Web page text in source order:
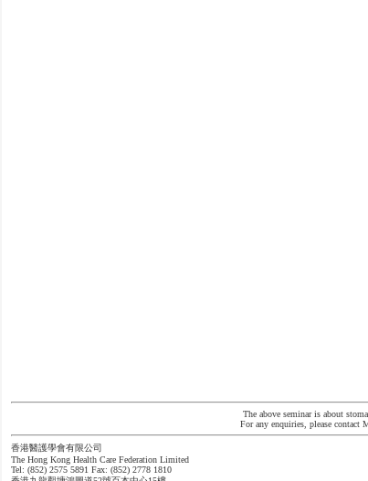
The above seminar is about
For any enquiries, please contact
香港醫護學會有限公司
The Hong Kong Health Care Federation Limited
Tel: (852) 2575 5891 Fax: (852) 2778 1810